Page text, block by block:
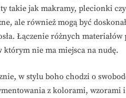
takie jak makramy, plecionki
ale również mogą być
Łączenie różnych
którym nie ma miejsca na nudę.
w stylu boho chodzi o
z kolorami, wzorami